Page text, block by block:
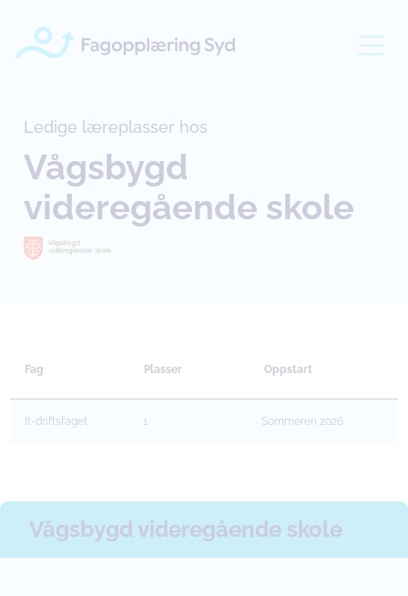
Ledige læreplasser hos
Vågsbygd
videregående skole
Fag Plasser Oppstart
It-driftsfaget 1 Sommeren 2026
Vågsbygd videregående skole